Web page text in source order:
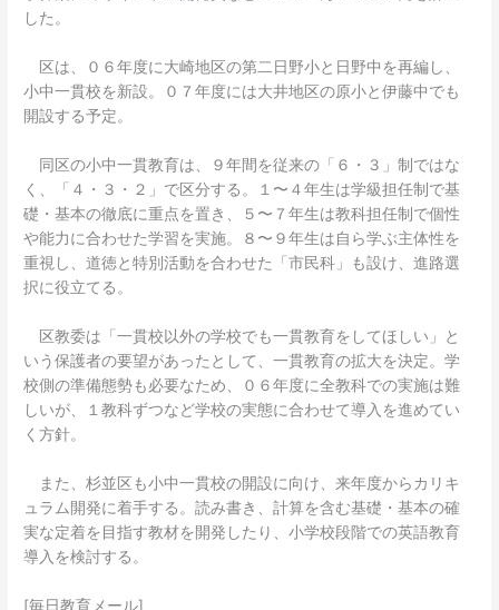
した。
区は、０６年度に大崎地区の第二日野小と日野中を再編し、
小中一貫校を新設。０７年度には大井地区の原小と伊藤中でも
開設する予定。
同区の小中一貫教育は、９年間を従来の「６・３」制ではな
く、「４・３・２」で区分する。１〜４年生は学級担任制で基
礎・基本の徹底に重点を置き、５〜７年生は教科担任制で個性
や能力に合わせた学習を実施。８〜９年生は自ら学ぶ主体性を
重視し、道徳と特別活動を合わせた「市民科」も設け、進路選
択に役立てる。
区教委は「一貫校以外の学校でも一貫教育をしてほしい」と
いう保護者の要望があったとして、一貫教育の拡大を決定。学
校側の準備態勢も必要なため、０６年度に全教科での実施は難
しいが、１教科ずつなど学校の実態に合わせて導入を進めてい
く方針。
また、杉並区も小中一貫校の開設に向け、来年度からカリキ
ュラム開発に着手する。読み書き、計算を含む基礎・基本の確
実な定着を目指す教材を開発したり、小学校段階での英語教育
導入を検討する。
[毎日教育メール]